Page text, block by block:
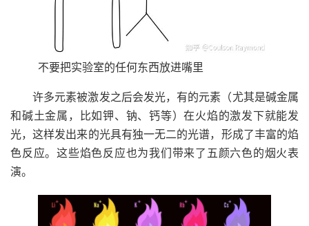
不要把实验室的任何东西放进嘴里
许多元素被激发之后会发光，有的元素（尤其是碱金属
和碱土金属，比如钾、钠、钙等）在火焰的激发下就能发
光，这样发出来的光具有独一无二的光谱，形成了丰富的焰
色反应。这些焰色反应也为我们带来了五颜六色的烟火表
演。